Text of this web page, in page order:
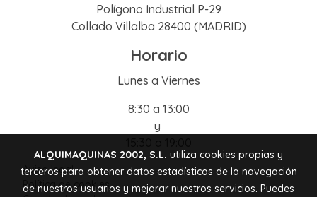
Polígono Industrial P-29
Collado Villalba 28400 (MADRID)
Horario
Lunes a Viernes
8:30 a 13:00
y
Aviso legal
Política de cookies
ALQUIMAQUINAS 2002, S.L. utiliza cookies propias y
terceros para obtener datos estadísticos de la navegación
de nuestros usuarios y mejorar nuestros servicios. Puedes